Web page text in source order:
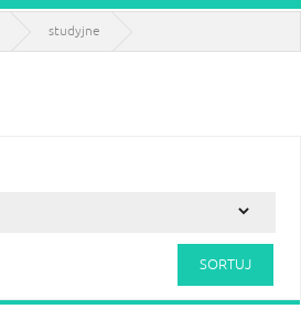
studyjne